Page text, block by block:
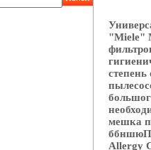
"Miele"
степень
мешка
Allergy